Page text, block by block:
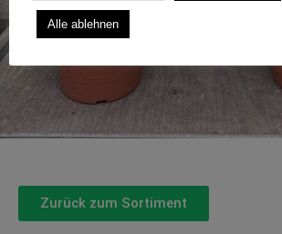
Zurück zum Sortiment
Alle ablehnen